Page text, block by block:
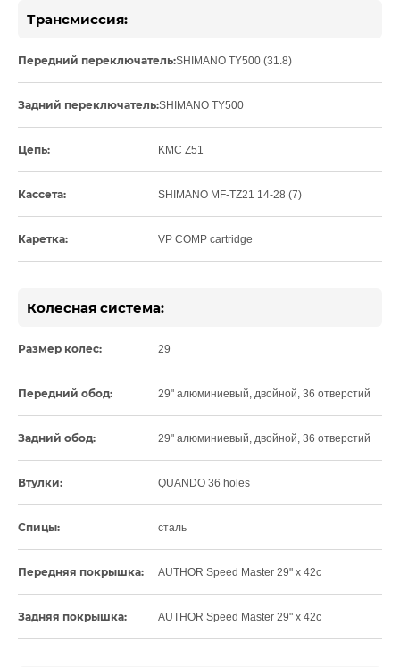
Трансмиссия:
Передний переключатель:SHIMANO TY500 (31.8)
Задний переключатель:SHIMANO TY500
Цепь: KMC Z51
Кассета: SHIMANO MF-TZ21 14-28 (7)
Каретка: VP COMP cartridge
Колесная система:
Размер колес: 29
Передний обод: 29" алюминиевый, двойной, 36 отверстий
Задний обод: 29" алюминиевый, двойной, 36 отверстий
Втулки: QUANDO 36 holes
Спицы: сталь
Передняя покрышка: AUTHOR Speed Master 29" x 42c
Задняя покрышка: AUTHOR Speed Master 29" x 42c